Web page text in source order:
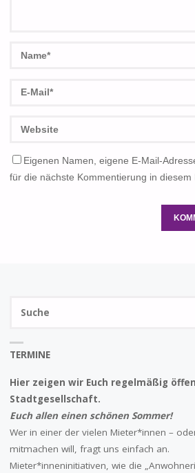
Eigenen Namen, eigene E-Mail-
für die nächste Kommentierung in diesem
TERMINE
Hier zeigen wir Euch regelmäßig
Stadtgesellschaft.
Euch allen einen schönen Sommer!
Wer in einer der vielen Mieter*innen –
mitmachen will, fragt uns einfach an.
Mieter*inneninitiativen, wie die